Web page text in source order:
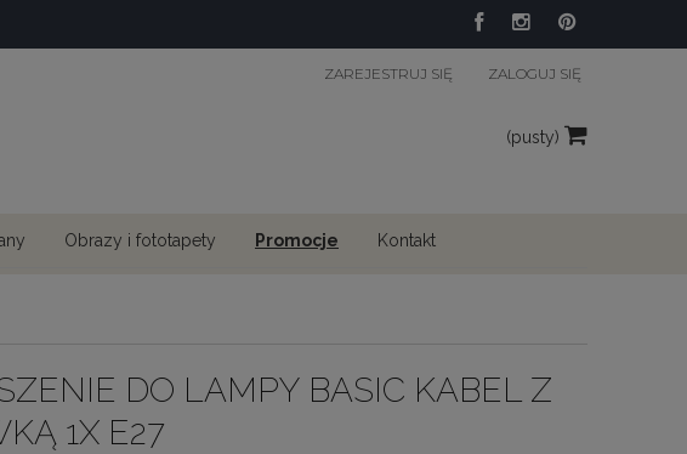
ZAREJESTRUJ SIĘ ZALOGUJ SIĘ
(pusty)
Obrazy i fototapety Promocje Kontakt
DO LAMPY BASIC KABEL Z
1X E27